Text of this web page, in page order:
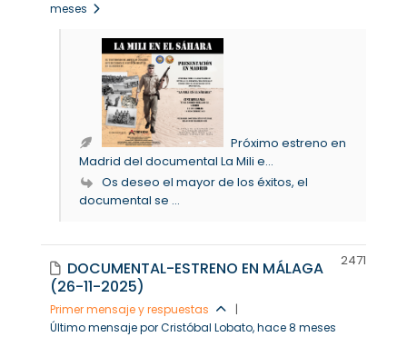
meses
Próximo estreno en
Madrid del documental La Mili e...
Os deseo el mayor de los éxitos, el
documental se ...
DOCUMENTAL-ESTRENO EN MÁLAGA
(26-11-2025)
Primer mensaje y respuestas
|
Último mensaje por Cristóbal Lobato, hace 8 meses
2471